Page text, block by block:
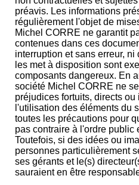
préavis. Les informations
régulièrement l'objet de
Michel CORRE ne garantit
contenues dans ces
interruption et sans erreur,
les met à disposition sont
composants dangereux. En
société Michel CORRE ne
préjudices fortuits, directs
l'utilisation des éléments du
toutes les précautions pour
pas contraire à l'ordre
Toutefois, si des idées ou
personnes particulièrement
ses gérants et le(s)
sauraient en être